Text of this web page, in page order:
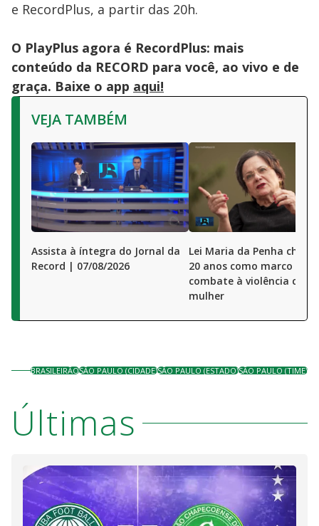
close
e RecordPlus, a partir das 20h.
O PlayPlus agora é RecordPlus: mais
conteúdo da RECORD para você, ao vivo e de
graça. Baixe o app aqui!
VEJA TAMBÉM
Assista à íntegra do Jornal da
Record | 07/08/2026
Lei Maria da Penha chega
20 anos como marco no
combate à violência
mulher
BRASILEIRÃOSÃO PAULO (CIDADE)SÃO PAULO (ESTADO)SÃO PAULO (TIME)
Últimas